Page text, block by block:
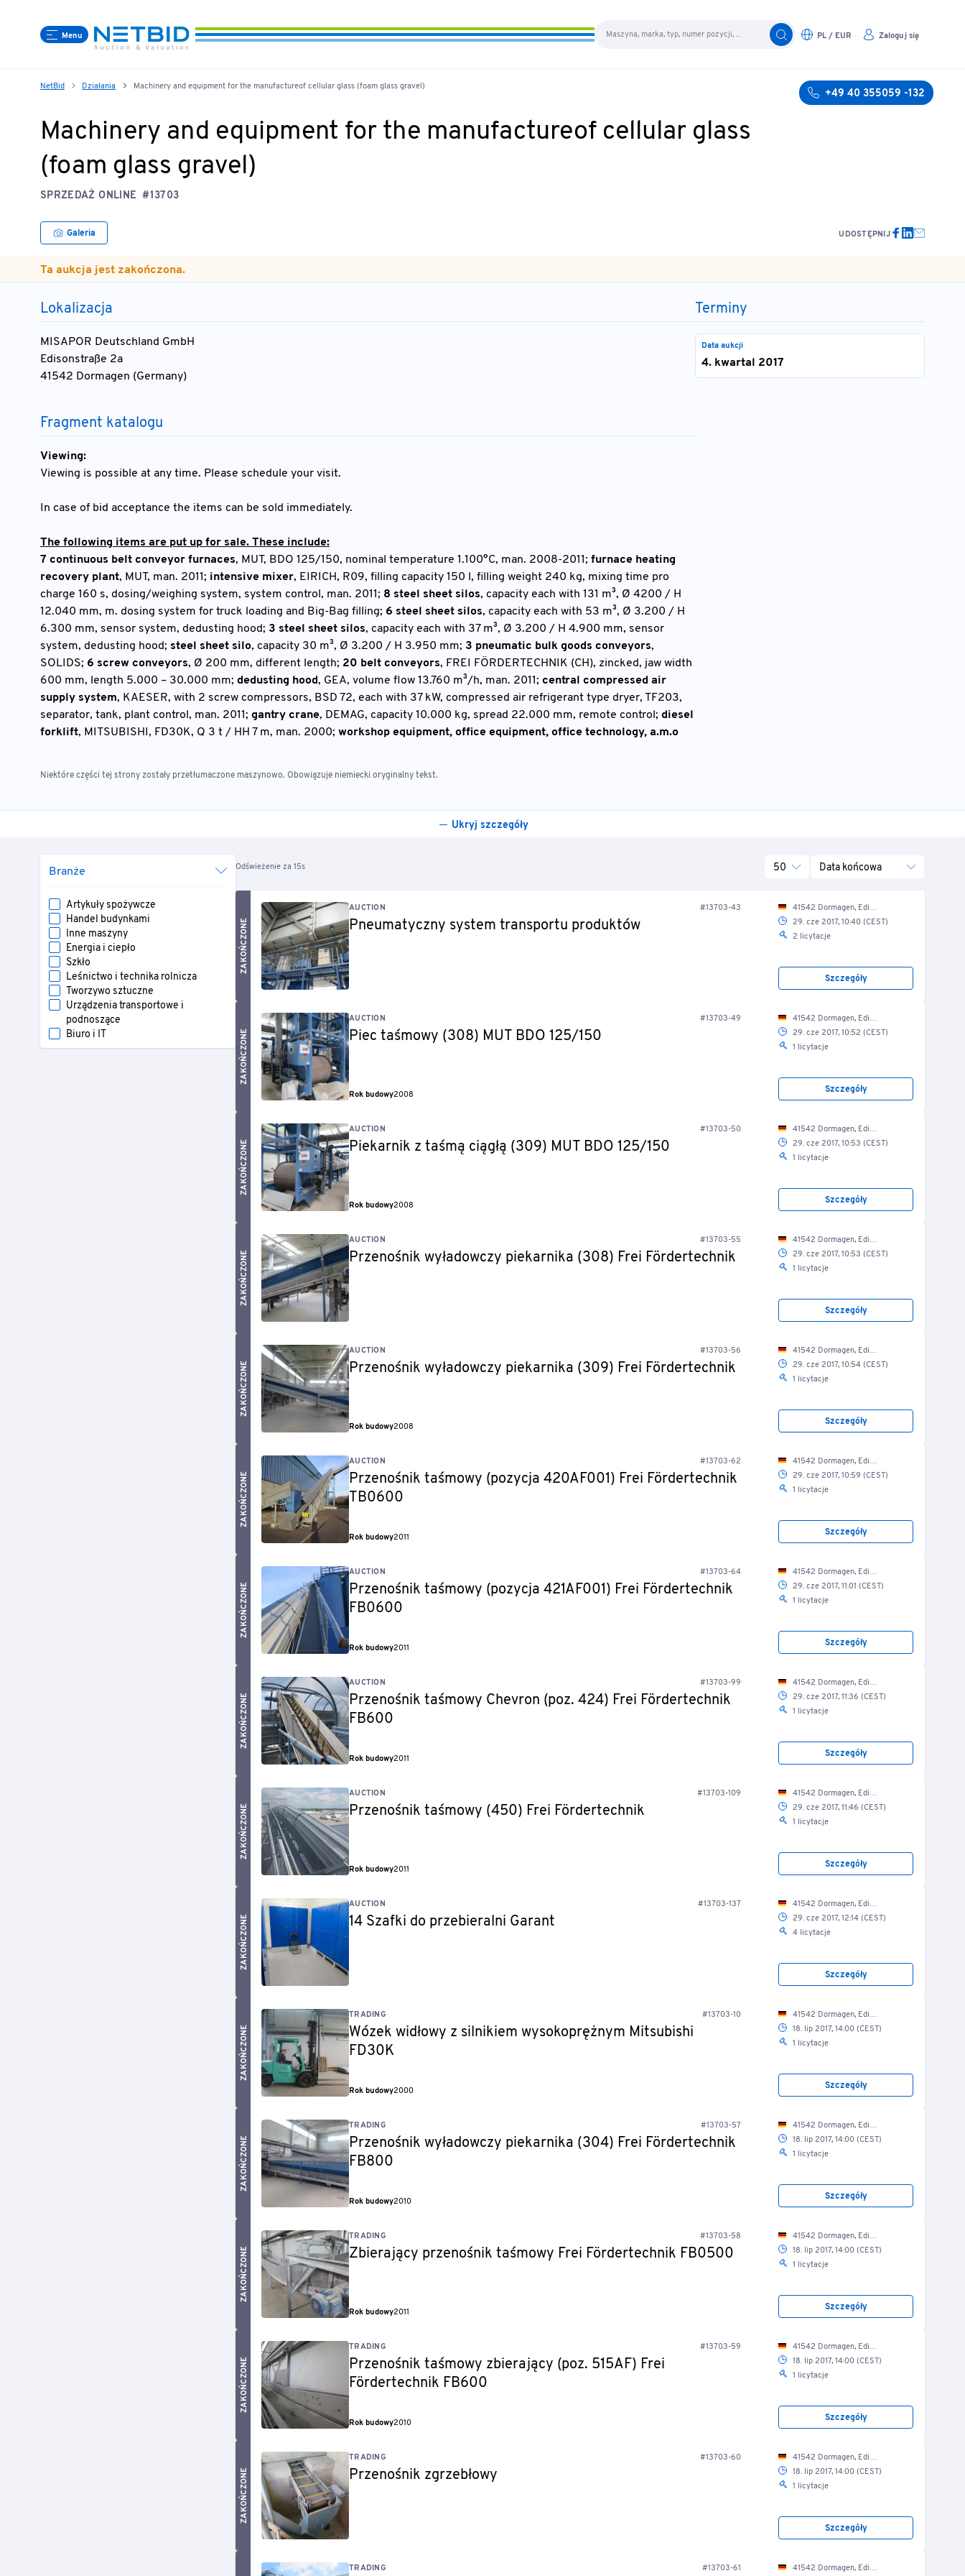
Menu PL / EUR Zaloguj się
NetBid Działania Machinery and equipment for the manufactureof cellular glass (foam glass gravel)
+49 40 355059 -132
Machinery and equipment for the manufactureof cellular glass
(foam glass gravel)
SPRZEDAŻ ONLINE #13703
Galeria UDOSTĘPNIJ
Ta aukcja jest zakończona.
Terminy
Data aukcji
4. kwartal 2017
Lokalizacja
MISAPOR Deutschland GmbH
Edisonstraße 2a
41542 Dormagen (Germany)
Fragment katalogu
Viewing:
Viewing is possible at any time. Please schedule your visit.
In case of bid acceptance the items can be sold immediately.
The following items are put up for sale. These include:
7 continuous belt conveyor furnaces, MUT, BDO 125/150, nominal temperature 1.100°C, man. 2008-2011; furnace heating
recovery plant, MUT, man. 2011; intensive mixer, EIRICH, R09, filling capacity 150 l, filling weight 240 kg, mixing time pro
charge 160 s, dosing/weighing system, system control, man. 2011; 8 steel sheet silos, capacity each with 131 m³, Ø 4200 / H
12.040 mm, m. dosing system for truck loading and Big-Bag filling; 6 steel sheet silos, capacity each with 53 m³, Ø 3.200 / H
6.300 mm, sensor system, dedusting hood; 3 steel sheet silos, capacity each with 37 m³, Ø 3.200 / H 4.900 mm, sensor
system, dedusting hood; steel sheet silo, capacity 30 m³, Ø 3.200 / H 3.950 mm; 3 pneumatic bulk goods conveyors,
SOLIDS; 6 screw conveyors, Ø 200 mm, different length; 20 belt conveyors, FREI FÖRDERTECHNIK (CH), zincked, jaw width
600 mm, length 5.000 – 30.000 mm; dedusting hood, GEA, volume flow 13.760 m³/h, man. 2011; central compressed air
supply system, KAESER, with 2 screw compressors, BSD 72, each with 37 kW, compressed air refrigerant type dryer, TF203,
separator, tank, plant control, man. 2011; gantry crane, DEMAG, capacity 10.000 kg, spread 22.000 mm, remote control; diesel
forklift, MITSUBISHI, FD30K, Q 3 t / HH 7 m, man. 2000; workshop equipment, office equipment, office technology, a.m.o
Niektóre części tej strony zostały przetłumaczone maszynowo. Obowiązuje niemiecki oryginalny tekst.
Ukryj szczegóły
Branże
Artykuły spożywcze
Handel budynkami
Inne maszyny
Energia i ciepło
Szkło
Leśnictwo i technika rolnicza
Tworzywo sztuczne
Urządzenia transportowe i
podnoszące
Biuro i IT
Odświeżenie za 15s 50 Data końcowa
ZAKOŃCZONE
AUCTION #13703-43
Pneumatyczny system transportu produktów
41542 Dormagen, Edisonstr. 2a/ Produktionshalle
29. cze 2017, 10:40 (CEST)
2 licytacje
Szczegóły
ZAKOŃCZONE
AUCTION #13703-49
Piec taśmowy (308) MUT BDO 125/150
Rok budowy2008
41542 Dormagen, Edisonstr. 2a/ Produktionshalle
29. cze 2017, 10:52 (CEST)
1 licytacje
Szczegóły
ZAKOŃCZONE
AUCTION #13703-50
Piekarnik z taśmą ciągłą (309) MUT BDO 125/150
Rok budowy2008
41542 Dormagen, Edisonstr. 2a/ Produktionshalle
29. cze 2017, 10:53 (CEST)
1 licytacje
Szczegóły
ZAKOŃCZONE
AUCTION #13703-55
Przenośnik wyładowczy piekarnika (308) Frei Fördertechnik
41542 Dormagen, Edisonstr. 2a/ Produktionshalle
29. cze 2017, 10:53 (CEST)
1 licytacje
Szczegóły
ZAKOŃCZONE
AUCTION #13703-56
Przenośnik wyładowczy piekarnika (309) Frei Fördertechnik
Rok budowy2008
41542 Dormagen, Edisonstr. 2a/ Produktionshalle
29. cze 2017, 10:54 (CEST)
1 licytacje
Szczegóły
ZAKOŃCZONE
AUCTION #13703-62
Przenośnik taśmowy (pozycja 420AF001) Frei Fördertechnik
TB0600
Rok budowy2011
41542 Dormagen, Edisonstr. 2a/ Produktionshalle (Außenbereich)
29. cze 2017, 10:59 (CEST)
1 licytacje
Szczegóły
ZAKOŃCZONE
AUCTION #13703-64
Przenośnik taśmowy (pozycja 421AF001) Frei Fördertechnik
FB0600
Rok budowy2011
41542 Dormagen, Edisonstr. 2a/ Produktionshalle (Außenbereich)
29. cze 2017, 11:01 (CEST)
1 licytacje
Szczegóły
ZAKOŃCZONE
AUCTION #13703-99
Przenośnik taśmowy Chevron (poz. 424) Frei Fördertechnik
FB600
Rok budowy2011
41542 Dormagen, Edisonstr. 2a/ Schüttguthalle
29. cze 2017, 11:36 (CEST)
1 licytacje
Szczegóły
ZAKOŃCZONE
AUCTION #13703-109
Przenośnik taśmowy (450) Frei Fördertechnik
Rok budowy2011
41542 Dormagen, Edisonstr. 2a/ Schüttguthalle
29. cze 2017, 11:46 (CEST)
1 licytacje
Szczegóły
ZAKOŃCZONE
AUCTION #13703-137
14 Szafki do przebieralni Garant
41542 Dormagen, Edisonstr. 2a/ Bürogebäude/ 1. OG/ Umkleideraum Herren
29. cze 2017, 12:14 (CEST)
4 licytacje
Szczegóły
ZAKOŃCZONE
TRADING #13703-10
Wózek widłowy z silnikiem wysokoprężnym Mitsubishi
FD30K
Rok budowy2000
41542 Dormagen, Edisonstr. 2a/ Produktionshalle
18. lip 2017, 14:00 (CEST)
1 licytacje
Szczegóły
ZAKOŃCZONE
TRADING #13703-57
Przenośnik wyładowczy piekarnika (304) Frei Fördertechnik
FB800
Rok budowy2010
41542 Dormagen, Edisonstr. 2a/ Produktionshalle
18. lip 2017, 14:00 (CEST)
1 licytacje
Szczegóły
ZAKOŃCZONE
TRADING #13703-58
Zbierający przenośnik taśmowy Frei Fördertechnik FB0500
Rok budowy2011
41542 Dormagen, Edisonstr. 2a/ Produktionshalle
18. lip 2017, 14:00 (CEST)
1 licytacje
Szczegóły
ZAKOŃCZONE
TRADING #13703-59
Przenośnik taśmowy zbierający (poz. 515AF) Frei
Fördertechnik FB600
Rok budowy2010
41542 Dormagen, Edisonstr. 2a/ Produktionshalle
18. lip 2017, 14:00 (CEST)
1 licytacje
Szczegóły
ZAKOŃCZONE
TRADING #13703-60
Przenośnik zgrzebłowy
41542 Dormagen, Edisonstr. 2a/ Produktionshalle
18. lip 2017, 14:00 (CEST)
1 licytacje
Szczegóły
TRADING #13703-61 41542 Dormagen, Edisonstr. 2a/ Produktionshalle (Außenbereich)